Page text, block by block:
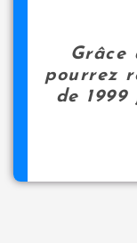
Grâce
pourrez
de 1999